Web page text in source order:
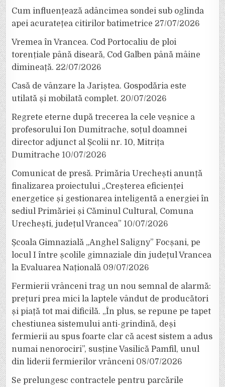
Cum influențează adâncimea sondei sub oglinda
apei acuratețea citirilor batimetrice 27/07/2026
Vremea în Vrancea. Cod Portocaliu de ploi
torențiale până diseară, Cod Galben până mâine
dimineață. 22/07/2026
Casă de vânzare la Jariștea. Gospodăria este
utilată și mobilată complet. 20/07/2026
Regrete eterne după trecerea la cele veșnice a
profesorului Ion Dumitrache, soțul doamnei
director adjunct al Școlii nr. 10, Mitrița
Dumitrache 10/07/2026
Comunicat de presă. Primăria Urechești anunță
finalizarea proiectului „Creșterea eficienței
energetice și gestionarea inteligentă a energiei în
sediul Primăriei și Căminul Cultural, Comuna
Urechești, județul Vrancea” 10/07/2026
Școala Gimnazială „Anghel Saligny” Focșani, pe
locul I între școlile gimnaziale din județul Vrancea
la Evaluarea Națională 09/07/2026
Fermierii vrânceni trag un nou semnal de alarmă:
prețuri prea mici la laptele vândut de producători
și piață tot mai dificilă. „În plus, se repune pe tapet
chestiunea sistemului anti-grindină, deși
fermierii au spus foarte clar că acest sistem a adus
numai nenorociri”, susține Vasilică Pamfil, unul
din liderii fermierilor vrânceni 08/07/2026
Se prelungesc contractele pentru parcările